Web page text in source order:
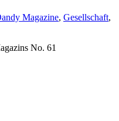
Magazine, Gesellschaft,
No. 61